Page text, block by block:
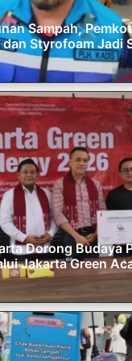
Sampah,
Styrofoam Jadi
Dorong Budaya
Jakarta Green